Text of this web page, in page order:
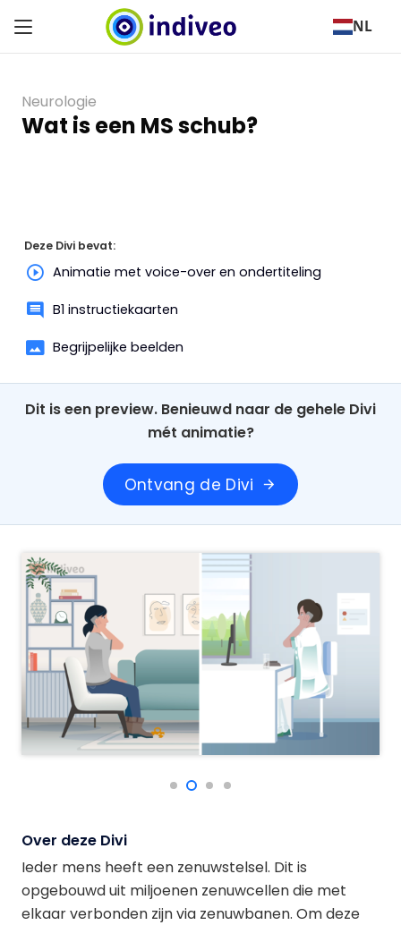
NL
Neurologie
Wat is een MS schub?
Deze Divi bevat:
Animatie met voice-over en ondertiteling
B1 instructiekaarten
Begrijpelijke beelden
Dit is een preview. Benieuwd naar de gehele Divi
mét animatie?
Ontvang de Divi arrow_forward
Over deze Divi
Ieder mens heeft een zenuwstelsel. Dit is
opgebouwd uit miljoenen zenuwcellen die met
elkaar verbonden zijn via zenuwbanen. Om deze